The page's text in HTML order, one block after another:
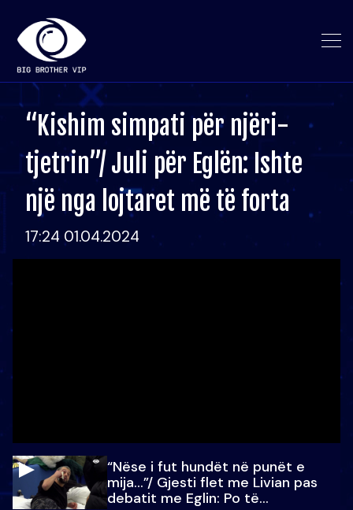
“Kishim simpati për njëri-
tjetrin”/ Juli për Eglën: Ishte
një nga lojtaret më të forta
17:24 01.04.2024
“Nëse i fut hundët në punët e
mija…”/ Gjesti flet me Livian pas
debatit me Eglin: Po të